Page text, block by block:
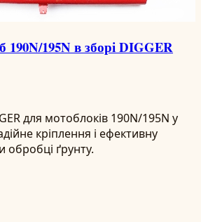
195N в зборі DIGGER
для мотоблоків 190N/195N у
кріплення і ефективну
обробці ґрунту.